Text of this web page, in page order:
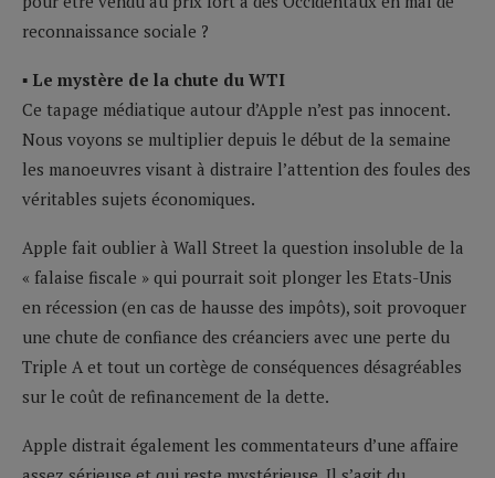
reconnaissance sociale ?
▪ Le mystère de la chute du WTI
Ce tapage médiatique autour d’Apple n’est pas innocent.
Nous voyons se multiplier depuis le début de la semaine
les manoeuvres visant à distraire l’attention des foules des
véritables sujets économiques.
Apple fait oublier à Wall Street la question insoluble de la
« falaise fiscale » qui pourrait soit plonger les Etats-Unis
en récession (en cas de hausse des impôts), soit provoquer
une chute de confiance des créanciers avec une perte du
Triple A et tout un cortège de conséquences désagréables
sur le coût de refinancement de la dette.
Apple distrait également les commentateurs d’une affaire